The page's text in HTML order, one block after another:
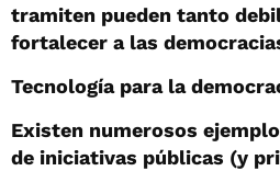
tramiten pueden tanto
fortalecer a las
Tecnología para la
Existen numerosos
de iniciativas públicas (y